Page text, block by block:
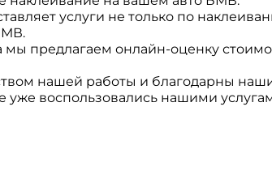
услуги не только по
предлагаем онлайн-оценку
нашей работы и благодарны
уже воспользовались нашими